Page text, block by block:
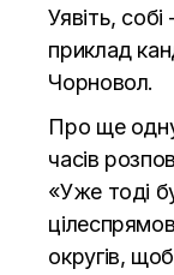
Уявіть, собі
приклад
Чорновол.
Про ще
часів
«Уже тоді
округів,